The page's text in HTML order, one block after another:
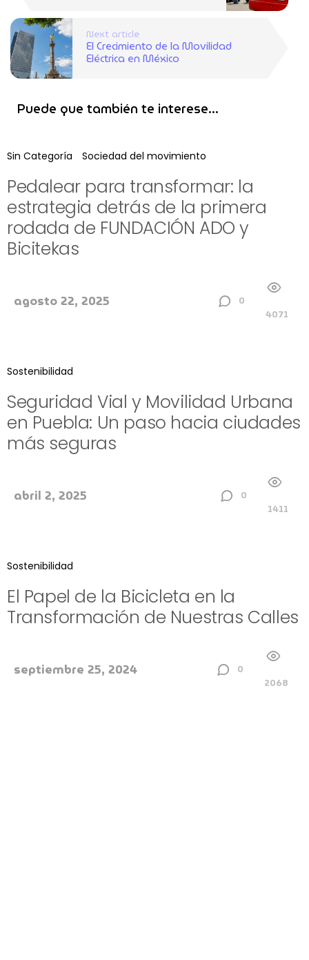
Next article
El Crecimiento de la Movilidad
Eléctrica en México
Puede que también te interese...
Sin Categoría Sociedad del movimiento
Pedalear para transformar: la
estrategia detrás de la primera
rodada de FUNDACIÓN ADO y
Bicitekas
agosto 22, 2025
0
4071
Sostenibilidad
Seguridad Vial y Movilidad Urbana
en Puebla: Un paso hacia ciudades
más seguras
abril 2, 2025
0
1411
Sostenibilidad
El Papel de la Bicicleta en la
Transformación de Nuestras Calles
septiembre 25, 2024
0
2068